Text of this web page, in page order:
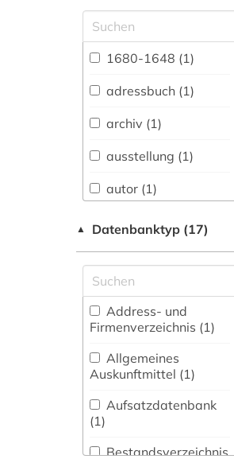
Allgemeine und
vergleichende Sprach-
und
Literaturwissenschaft.
Indogermanistik.
Außereuropäische
Sprachen und
Literaturen (1)
Anglistik.
Amerikanistik (0)
Vermessungswesen (0)
Biologie,
Biotechnologie (1)
Buch- und
Bibliothekswesen,
Informationswissenschaft
(3)
Pharmazie (0)
1680-1648 (1)
adressbuch (1)
archiv (1)
ausstellung (1)
autor (1)
banknote (1)
behörde (1)
bibliografie (1)
bilddatenbank (1)
bildende kunst (1)
bildungswesen (1)
biographie (1)
deutschland (2)
▲ Datenbanktyp (17)
Address- und
Firmenverzeichnis (1)
Allgemeines
Auskunftmittel (1)
Aufsatzdatenbank
(1)
Bestandsverzeichnis